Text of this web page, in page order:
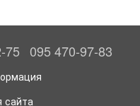
75 095 470-97-83
сайта